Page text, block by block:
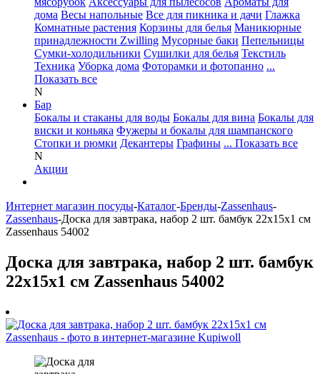
дома Весы напольные Все для пикника и дачи Глажка
Комнатные растения Корзины для белья Маникюрные
принадлежности Zwilling Мусорные баки Пепельницы
Сумки-холодильники Сушилки для белья Текстиль
Техника Уборка дома Фоторамки и фотопанно ...
Показать все
N
Бар
Бокалы и стаканы для воды Бокалы для вина Бокалы для
виски и коньяка Фужеры и бокалы для шампанского
Стопки и рюмки Декантеры Графины ... Показать все
N
Акции
Интернет магазин посуды-Каталог-Бренды-Zassenhaus-
Zassenhaus-Доска для завтрака, набор 2 шт. бамбук 22х15х1 см
Zassenhaus 54002
Доска для завтрака, набор 2 шт. бамбук
22х15х1 см Zassenhaus 54002